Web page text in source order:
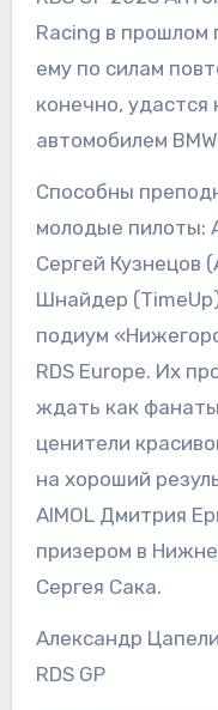
Racing в прошлом
ему по силам
конечно,
автомобилем
Способны
молодые пилоты:
Сергей Кузнецов
Шнайдер
подиум
RDS Europe. Их
ждать как
ценители
на хороший
AIMOL Дмитрия
призером в
Сергея Сака.
Александр
RDS GP